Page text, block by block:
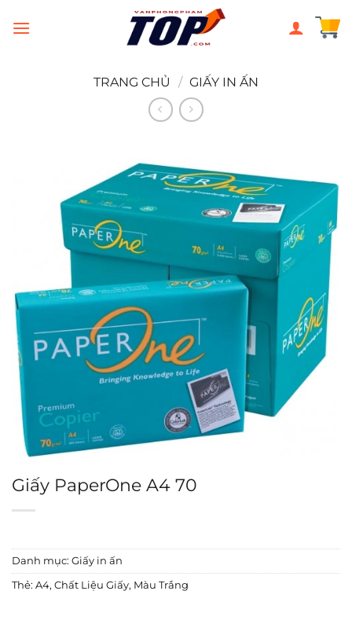
đến
TRANG CHỦ
/ GIẤY IN ẤN
Giấy PaperOne A4 70
Danh mục: Giấy in ấn
Thẻ: A4, Chất Liệu Giấy, Màu Trắng